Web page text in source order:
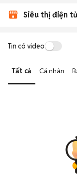
Siêu thị điện tử
Tin có video
Tất cả Cá nhân